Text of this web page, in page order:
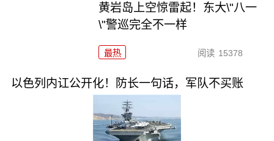
黄岩岛上空惊雷起！东大\"八一
\"警巡完全不一样
最热 阅读 15378
以色列内讧公开化！防长一句话，军队不买账